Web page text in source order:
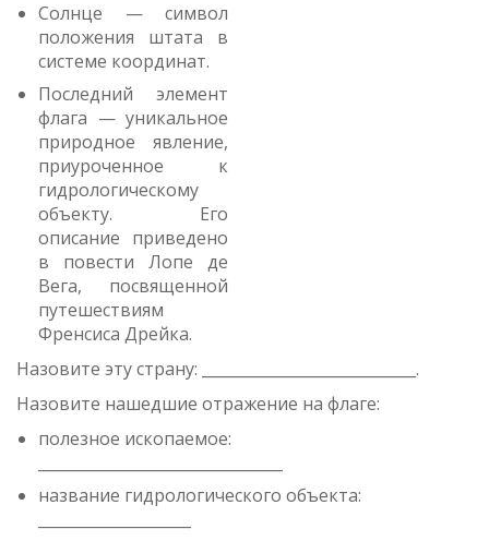
Солнце — символ
положения штата в
системе координат.
Последний элемент
флага — уникальное
природное явление,
приуроченное к
гидрологическому
объекту. Его
описание приведено
в повести Лопе де
Вега, посвященной
путешествиям
Френсиса Дрейка.
Назовите эту страну: ____________________________.
Назовите нашедшие отражение на флаге:
полезное ископаемое:
название гидрологического объекта: